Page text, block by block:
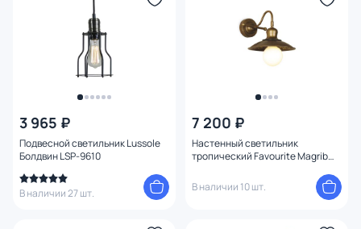
3 965 ₽
Подвесной светильник Lussole
Болдвин LSP-9610
В наличии 27 шт.
7 200 ₽
Настенный светильник
тропический Favourite Magrib
В наличии 10 шт.